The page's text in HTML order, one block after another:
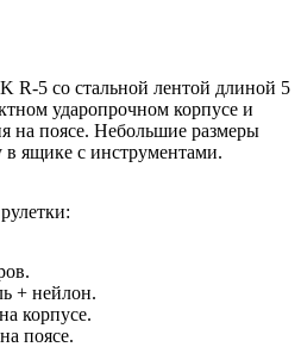
R-5 со стальной лентой длиной 5
ударопрочном корпусе и
на поясе. Небольшие размеры
в ящике с инструментами.
+ нейлон.
корпусе.
поясе.